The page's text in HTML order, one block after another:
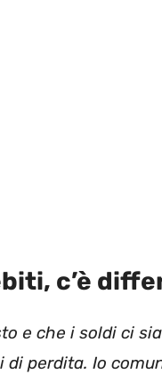
c’è
e che i soldi ci
perdita. Io